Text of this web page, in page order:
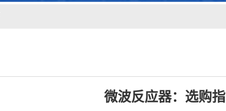
微波反应器：选购